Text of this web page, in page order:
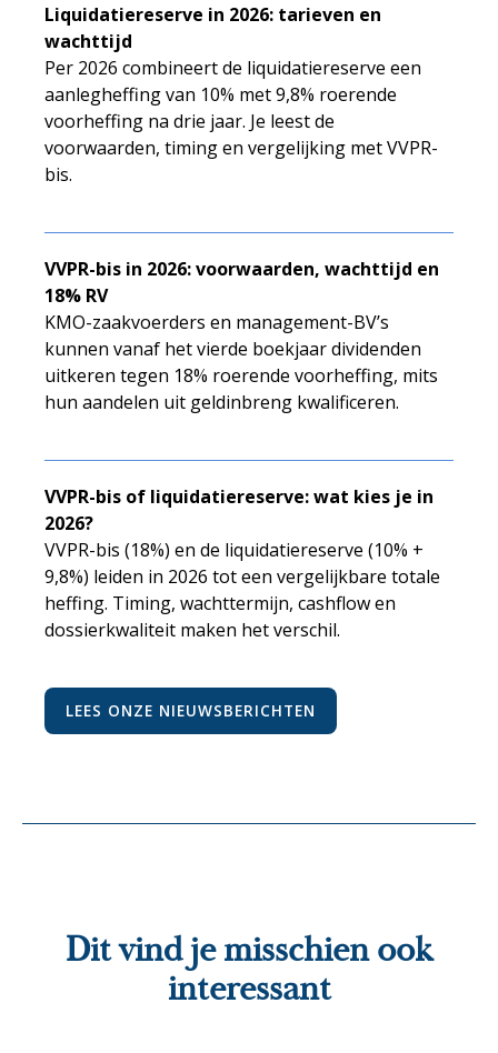
Liquidatiereserve in 2026: tarieven en
wachttijd
Per 2026 combineert de liquidatiereserve een
aanlegheffing van 10% met 9,8% roerende
voorheffing na drie jaar. Je leest de
voorwaarden, timing en vergelijking met VVPR-
bis.
VVPR-bis in 2026: voorwaarden, wachttijd en
18% RV
KMO-zaakvoerders en management-BV’s
kunnen vanaf het vierde boekjaar dividenden
uitkeren tegen 18% roerende voorheffing, mits
hun aandelen uit geldinbreng kwalificeren.
VVPR-bis of liquidatiereserve: wat kies je in
2026?
VVPR-bis (18%) en de liquidatiereserve (10% +
9,8%) leiden in 2026 tot een vergelijkbare totale
heffing. Timing, wachttermijn, cashflow en
dossierkwaliteit maken het verschil.
LEES ONZE NIEUWSBERICHTEN
Dit vind je misschien ook
interessant